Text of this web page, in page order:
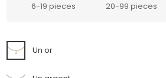
6-19 pieces 20-99 pieces
Un or